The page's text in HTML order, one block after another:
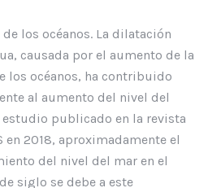
los océanos. La dilatación
causada por el aumento de la
los océanos, ha contribuido
al aumento del nivel del
estudio publicado en la revista
en 2018, aproximadamente el
del nivel del mar en el
siglo se debe a este